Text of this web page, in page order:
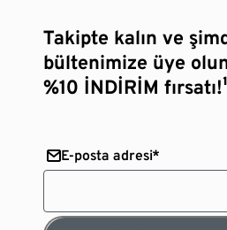
Takipte kalın ve
bültenimize üye
%10 İNDİRİM fırsatı!¹
E-posta adresi*